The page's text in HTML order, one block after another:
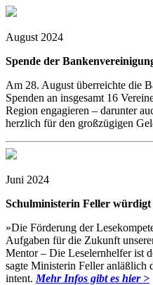
August 2024
Spende der
Am 28. August überreichte die
Spenden an insgesamt 16
Region engagieren – darunter
herzlich für den großzügigen
Juni 2024
Schulministerin Feller
»Die Förderung der
Aufgaben für die Zukunft
Mentor – Die Leselernhelfer ist
sagte Ministerin Feller anläßlich
intent. Mehr Infos gibt es hier >